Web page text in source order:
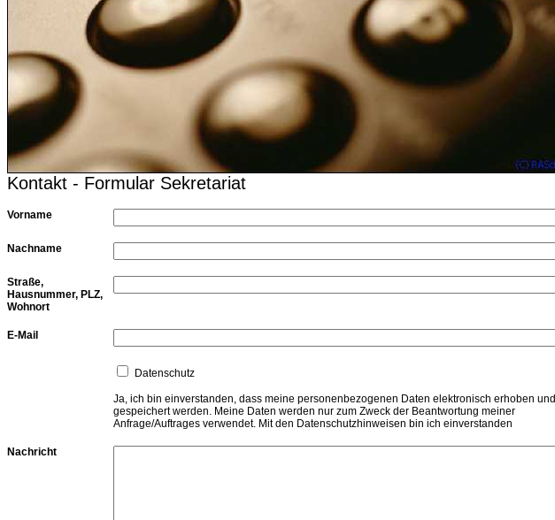
Kontakt - Formular Sekretariat
Vorname
Nachname
Straße,
Hausnummer, PLZ,
Wohnort
E-Mail
Datenschutz
Ja, ich bin einverstanden, dass meine personenbezogenen Daten elektronisch erhoben und
gespeichert werden. Meine Daten werden nur zum Zweck der Beantwortung meiner
Anfrage/Auftrages verwendet. Mit den Datenschutzhinweisen bin ich einverstanden
Nachricht